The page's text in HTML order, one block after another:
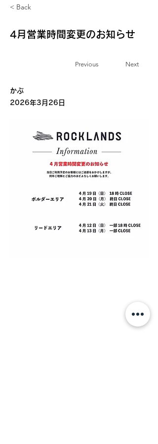
< Back
4月営業時間変更のお知らせ
Previous Next
かぶ
2026年3月26日